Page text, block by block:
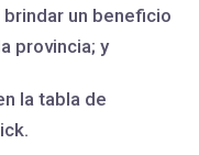
un beneficio
provincia; y
la tabla de